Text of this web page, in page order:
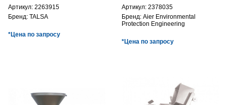
Артикул: 2263915
Бренд: TALSA
*Цена по запросу
Артикул: 2378035
Бренд: Aier Environmental
Protection Engineering
*Цена по запросу